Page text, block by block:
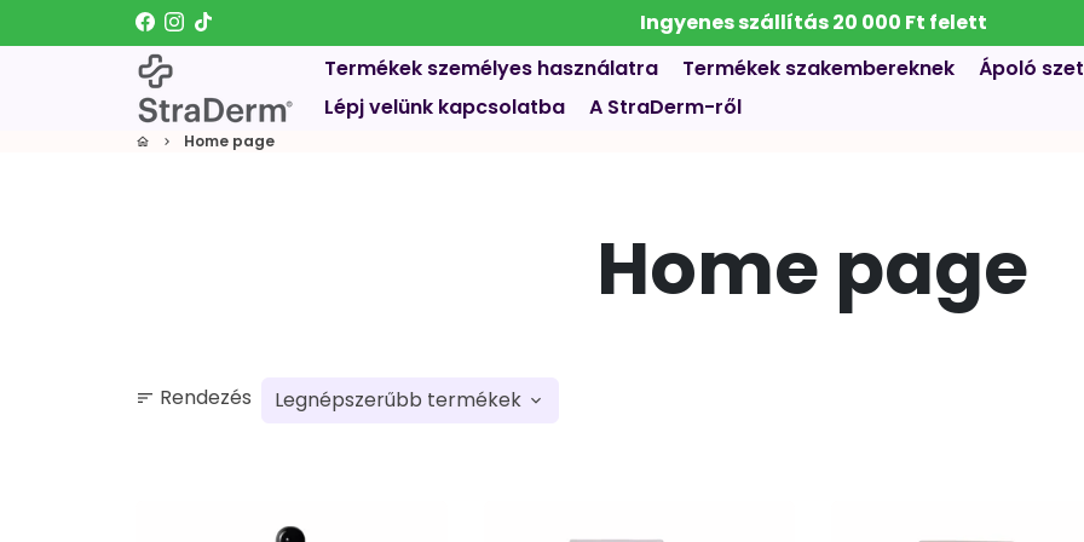
a
🚚 Gyors kiszállítás | 3–4 munkanap alatt! 🚚
Termékek személyes használatra Termékek szakembereknek
Ápoló
Lépj velünk kapcsolatba
A StraDerm-ről
home keyboard_arrow_right Home page
Home page
sort Rendezés